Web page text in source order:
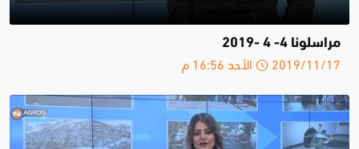
مراسلونا 4- 4 -2019
2019/11/17 الأحد 16:56 م